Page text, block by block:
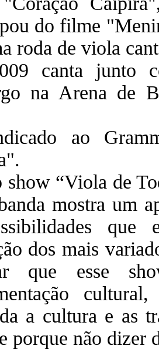
do filme
roda de viola
canta junto
na Arena de
ao
show “Viola de
mostra um
que
dos mais
que esse
a cultura e as
porque não dizer